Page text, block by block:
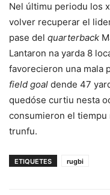
Nel últimu periodu los
volver recuperar el
pase del quarterback
Lantaron na yarda 8
favorecieron una mala
field goal dende 47
quedóse curtiu nesta
consumieron el tiempu
trunfu.
ETIQUETES rugbi